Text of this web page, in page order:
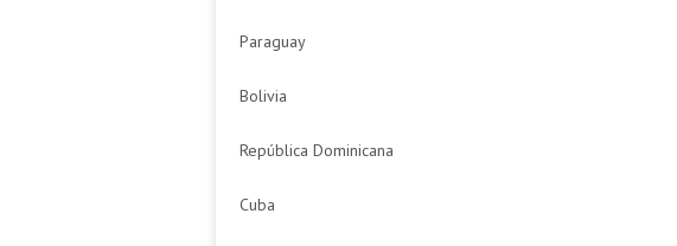
Paraguay
Bolivia
República Dominicana
Cuba